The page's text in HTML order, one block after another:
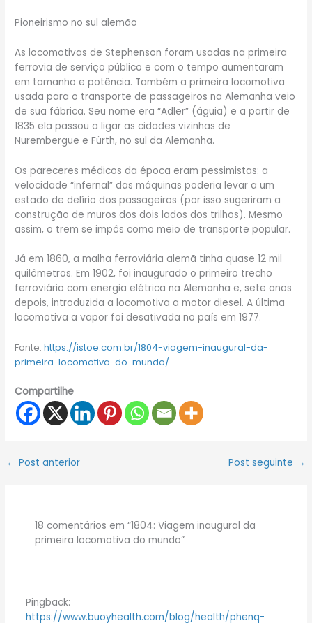
Pioneirismo no sul alemão
As locomotivas de Stephenson foram usadas na primeira
ferrovia de serviço público e com o tempo aumentaram
em tamanho e potência. Também a primeira locomotiva
usada para o transporte de passageiros na Alemanha veio
de sua fábrica. Seu nome era “Adler” (águia) e a partir de
1835 ela passou a ligar as cidades vizinhas de
Nurembergue e Fürth, no sul da Alemanha.
Os pareceres médicos da época eram pessimistas: a
velocidade “infernal” das máquinas poderia levar a um
estado de delírio dos passageiros (por isso sugeriram a
construção de muros dos dois lados dos trilhos). Mesmo
assim, o trem se impôs como meio de transporte popular.
Já em 1860, a malha ferroviária alemã tinha quase 12 mil
quilômetros. Em 1902, foi inaugurado o primeiro trecho
ferroviário com energia elétrica na Alemanha e, sete anos
depois, introduzida a locomotiva a motor diesel. A última
locomotiva a vapor foi desativada no país em 1977.
Fonte:https://istoe.com.br/1804-viagem-inaugural-da-
primeira-locomotiva-do-mundo/
Compartilhe
← Post anterior Post seguinte →
18 comentários em “1804: Viagem inaugural da
primeira locomotiva do mundo”
Pingback:
https://www.buoyhealth.com/blog/health/phenq-